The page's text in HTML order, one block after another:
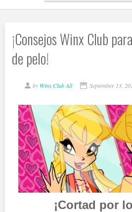
¡Consejos Winx Club
de pelo!
by Winx Club All September 13,
¡Cortad por